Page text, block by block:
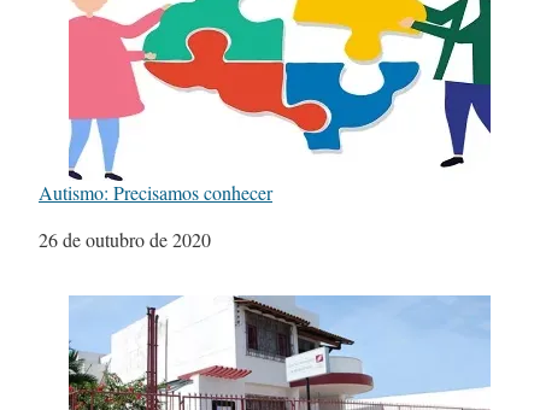
Autismo: Precisamos conhecer
Data
26 de outubro de 2020